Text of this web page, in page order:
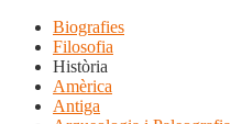
Biografies
Filosofia
Història
Amèrica
Antiga